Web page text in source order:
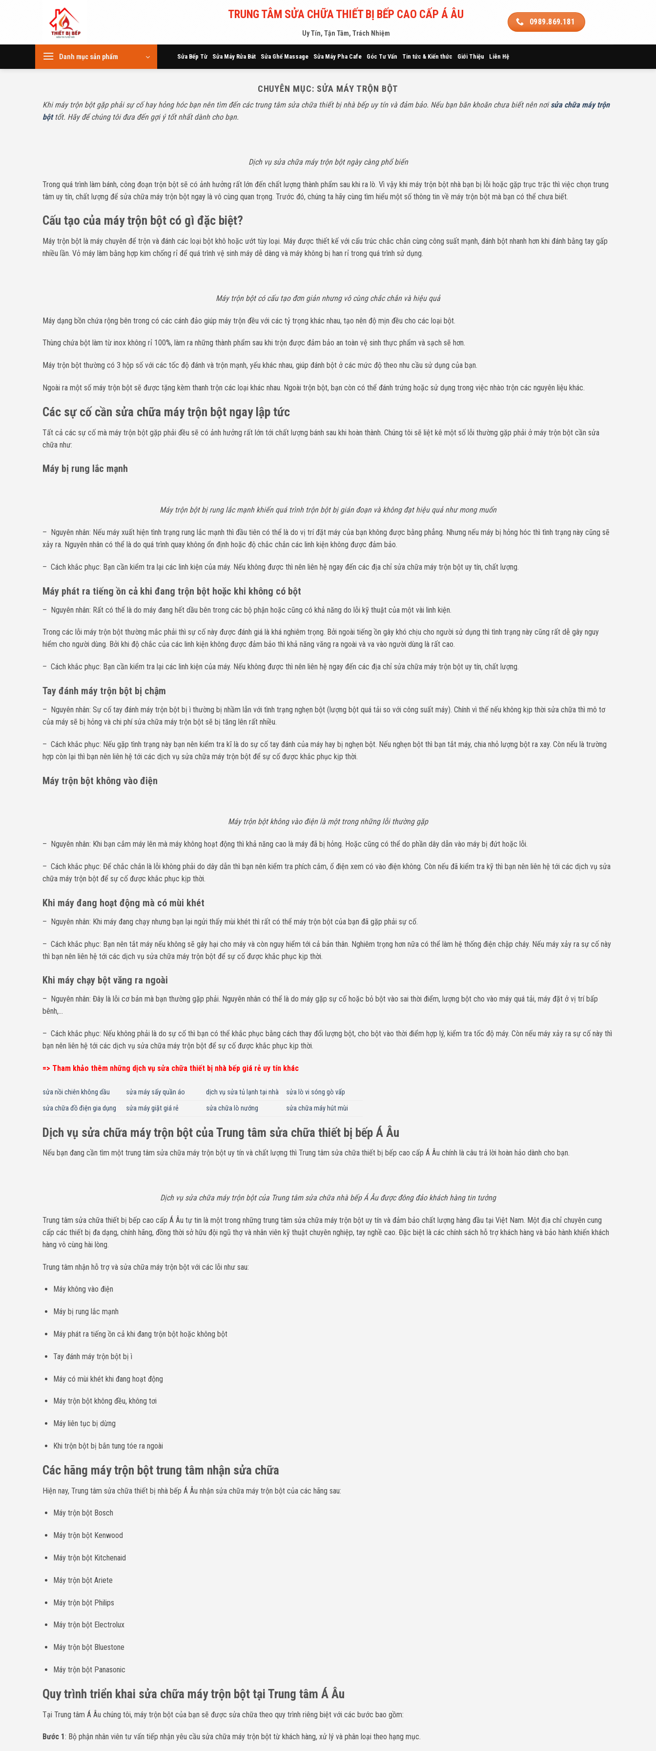
TRUNG TÂM SỬA CHỮA THIẾT BỊ BẾP CAO CẤP Á ÂU
Uy Tín, Tận Tâm, Trách Nhiệm
0989.869.181
Danh mục sản phẩm Sửa Bếp Từ Sửa Máy Rửa Bát Sửa Ghế Massage Sửa Máy Pha Cafe Góc Tư Vấn Tin tức & Kiến thức Giới Thiệu Liên Hệ
CHUYÊN MỤC: SỬA MÁY TRỘN BỘT
Khi máy trộn bột gặp phải sự cố hay hỏng hóc bạn nên tìm đến các trung tâm sửa chữa thiết bị nhà bếp uy tín và đảm bảo. Nếu bạn băn khoăn chưa biết nên nơisửa chữa máy trộn
bộttốt. Hãy để chúng tôi đưa đến gợi ý tốt nhất dành cho bạn.
Dịch vụ sửa chữa máy trộn bột ngày càng phổ biến
Trong quá trình làm bánh, công đoạn trộn bột sẽ có ảnh hưởng rất lớn đến chất lượng thành phẩm sau khi ra lò. Vì vậy khi máy trộn bột nhà bạn bị lỗi hoặc gặp trục trặc thì việc chọn trung
tâm uy tín, chất lượng để sửa chữa máy trộn bột ngay là vô cùng quan trọng. Trước đó, chúng ta hãy cùng tìm hiểu một số thông tin về máy trộn bột mà bạn có thể chưa biết.
Cấu tạo của máy trộn bột có gì đặc biệt?
Máy trộn bột là máy chuyên để trộn và đánh các loại bột khô hoặc ướt tùy loại. Máy được thiết kế với cấu trúc chắc chắn cùng công suất mạnh, đánh bột nhanh hơn khi đánh bằng tay gấp
nhiều lần. Vỏ máy làm bằng hợp kim chống rỉ để quá trình vệ sinh máy dễ dàng và máy không bị han rỉ trong quá trình sử dụng.
Máy trộn bột có cấu tạo đơn giản nhưng vô cùng chắc chắn và hiệu quả
Máy dạng bồn chứa rộng bên trong có các cánh đảo giúp máy trộn đều với các tỷ trọng khác nhau, tạo nên độ mịn đều cho các loại bột.
Thùng chứa bột làm từ inox không rỉ 100%, làm ra những thành phẩm sau khi trộn được đảm bảo an toàn vệ sinh thực phẩm và sạch sẽ hơn.
Máy trộn bột thường có 3 hộp số với các tốc độ đánh và trộn mạnh, yếu khác nhau, giúp đánh bột ở các mức độ theo nhu cầu sử dụng của bạn.
Ngoài ra một số máy trộn bột sẽ được tặng kèm thanh trộn các loại khác nhau. Ngoài trộn bột, bạn còn có thể đánh trứng hoặc sử dụng trong việc nhào trộn các nguyên liệu khác.
Các sự cố cần sửa chữa máy trộn bột ngay lập tức
Tất cả các sự cố mà máy trộn bột gặp phải đều sẽ có ảnh hưởng rất lớn tới chất lượng bánh sau khi hoàn thành. Chúng tôi sẽ liệt kê một số lỗi thường gặp phải ở máy trộn bột cần sửa
chữa như:
Máy bị rung lắc mạnh
Máy trộn bột bị rung lắc mạnh khiến quá trình trộn bột bị gián đoạn và không đạt hiệu quả như mong muốn
– Nguyên nhân: Nếu máy xuất hiện tình trạng rung lắc mạnh thì đầu tiên có thể là do vị trí đặt máy của bạn không được bằng phẳng. Nhưng nếu máy bị hỏng hóc thì tình trạng này cũng sẽ
xảy ra. Nguyên nhân có thể là do quá trình quay không ổn định hoặc độ chắc chắn các linh kiện không được đảm bảo.
– Cách khắc phục: Bạn cần kiểm tra lại các linh kiện của máy. Nếu không được thì nên liên hệ ngay đến các địa chỉ sửa chữa máy trộn bột uy tín, chất lượng.
Máy phát ra tiếng ồn cả khi đang trộn bột hoặc khi không có bột
– Nguyên nhân: Rất có thể là do máy đang hết dầu bên trong các bộ phận hoặc cũng có khả năng do lỗi kỹ thuật của một vài linh kiện.
Trong các lỗi máy trộn bột thường mắc phải thì sự cố này được đánh giá là khá nghiêm trọng. Bởi ngoài tiếng ồn gây khó chịu cho người sử dụng thì tình trạng này cũng rất dễ gây nguy
hiểm cho người dùng. Bởi khi độ chắc của các linh kiện không được đảm bảo thì khả năng văng ra ngoài và va vào người dùng là rất cao.
– Cách khắc phục: Bạn cần kiểm tra lại các linh kiện của máy. Nếu không được thì nên liên hệ ngay đến các địa chỉ sửa chữa máy trộn bột uy tín, chất lượng.
Tay đánh máy trộn bột bị chậm
– Nguyên nhân: Sự cố tay đánh máy trộn bột bị ì thường bị nhầm lẫn với tình trạng nghẹn bột (lượng bột quá tải so với công suất máy). Chính vì thế nếu không kịp thời sửa chữa thì mô tơ
của máy sẽ bị hỏng và chi phí sửa chữa máy trộn bột sẽ bị tăng lên rất nhiều.
– Cách khắc phục: Nếu gặp tình trạng này bạn nên kiểm tra kĩ là do sự cố tay đánh của máy hay bị nghẹn bột. Nếu nghẹn bột thì bạn tắt máy, chia nhỏ lượng bột ra xay. Còn nếu là trường
hợp còn lại thì bạn nên liên hệ tới các dịch vụ sửa chữa máy trộn bột để sự cố được khắc phục kịp thời.
Máy trộn bột không vào điện
Máy trộn bột không vào điện là một trong những lỗi thường gặp
– Nguyên nhân: Khi bạn cắm máy lên mà máy không hoạt động thì khả năng cao là máy đã bị hỏng. Hoặc cũng có thể do phần dây dẫn vào máy bị đứt hoặc lỗi.
– Cách khắc phục: Để chắc chắn là lỗi không phải do dây dẫn thì bạn nên kiểm tra phích cắm, ổ điện xem có vào điện không. Còn nếu đã kiểm tra kỹ thì bạn nên liên hệ tới các dịch vụ sửa
chữa máy trộn bột để sự cố được khắc phục kịp thời.
Khi máy đang hoạt động mà có mùi khét
– Nguyên nhân: Khi máy đang chạy nhưng bạn lại ngửi thấy mùi khét thì rất có thể máy trộn bột của bạn đã gặp phải sự cố.
– Cách khắc phục: Bạn nên tắt máy nếu không sẽ gây hại cho máy và còn nguy hiểm tới cả bản thân. Nghiêm trọng hơn nữa có thể làm hệ thống điện chập cháy. Nếu máy xảy ra sự cố này
thì bạn nên liên hệ tới các dịch vụ sửa chữa máy trộn bột để sự cố được khắc phục kịp thời.
Khi máy chạy bột văng ra ngoài
– Nguyên nhân: Đây là lỗi cơ bản mà bạn thường gặp phải. Nguyên nhân có thể là do máy gặp sự cố hoặc bỏ bột vào sai thời điểm, lượng bột cho vào máy quá tải, máy đặt ở vị trí bấp
bênh,…
– Cách khắc phục: Nếu không phải là do sự cố thì bạn có thể khắc phục bằng cách thay đổi lượng bột, cho bột vào thời điểm hợp lý, kiểm tra tốc độ máy. Còn nếu máy xảy ra sự cố này thì
bạn nên liên hệ tới các dịch vụ sửa chữa máy trộn bột để sự cố được khắc phục kịp thời.
=> Tham khảo thêm những dịch vụ sửa chữa thiết bị nhà bếp giá rẻ uy tín khác
sửa nồi chiên không dầu sửa máy sấy quần áo dịch vụ sửa tủ lạnh tại nhà
sửa lò vi sóng gò vấp
sửa chữa đồ điện gia dụng
sửa máy giặt giá rẻ sửa chữa lò nướng sửa chữa máy hút mùi
Dịch vụ sửa chữa máy trộn bột của Trung tâm sửa chữa thiết bị bếp Á Âu
Nếu bạn đang cần tìm một trung tâm sửa chữa máy trộn bột uy tín và chất lượng thì Trung tâm sửa chữa thiết bị bếp cao cấp Á Âu chính là câu trả lời hoàn hảo dành cho bạn.
Dịch vụ sửa chữa máy trộn bột của Trung tâm sửa chữa nhà bếp Á Âu được đông đảo khách hàng tin tưởng
Trung tâm sửa chữa thiết bị bếp cao cấp Á Âu tự tin là một trong những trung tâm sửa chữa máy trộn bột uy tín và đảm bảo chất lượng hàng đầu tại Việt Nam. Một địa chỉ chuyên cung
cấp các thiết bị đa dạng, chính hãng, đồng thời sở hữu đội ngũ thợ và nhân viên kỹ thuật chuyên nghiệp, tay nghề cao. Đặc biệt là các chính sách hỗ trợ khách hàng và bảo hành khiến khách
hàng vô cùng hài lòng.
Trung tâm nhận hỗ trợ và sửa chữa máy trộn bột với các lỗi như sau:
Máy không vào điện
Máy bị rung lắc mạnh
Máy phát ra tiếng ồn cả khi đang trộn bột hoặc không bột
Tay đánh máy trộn bột bị ì
Máy có mùi khét khi đang hoạt động
Máy trộn bột không đều, không tơi
Máy liên tục bị dừng
Khi trộn bột bị bắn tung tóe ra ngoài
Các hãng máy trộn bột trung tâm nhận sửa chữa
Hiện nay, Trung tâm sửa chữa thiết bị nhà bếp Á Âu nhận sửa chữa máy trộn bột của các hãng sau:
Máy trộn bột Bosch
Máy trộn bột Kenwood
Máy trộn bột Kitchenaid
Máy trộn bột Ariete
Máy trộn bột Philips
Máy trộn bột Electrolux
Máy trộn bột Bluestone
Máy trộn bột Panasonic
Quy trình triển khai sửa chữa máy trộn bột tại Trung tâm Á Âu
Tại Trung tâm Á Âu chúng tôi, máy trộn bột của bạn sẽ được sửa chữa theo quy trình riêng biệt với các bước bao gồm:
Bước 1: Bộ phận nhân viên tư vấn tiếp nhận yêu cầu sửa chữa máy trộn bột từ khách hàng, xử lý và phân loại theo hạng mục.